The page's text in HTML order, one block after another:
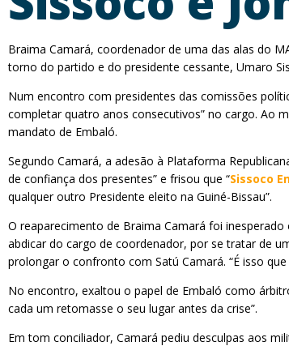
Braima Camará, coordenador de uma das alas do
torno do partido e do presidente cessante, Umaro
Num encontro com presidentes das comissões
completar quatro anos consecutivos” no cargo. Ao
mandato de Embaló.
Segundo Camará, a adesão à Plataforma
de confiança dos presentes” e frisou que “Sissoco
qualquer outro Presidente eleito na Guiné-Bissau”.
O reaparecimento de Braima Camará foi
abdicar do cargo de coordenador, por se tratar de
prolongar o confronto com Satú Camará. “É isso
No encontro, exaltou o papel de Embaló como
cada um retomasse o seu lugar antes da crise”.
Em tom conciliador, Camará pediu desculpas aos